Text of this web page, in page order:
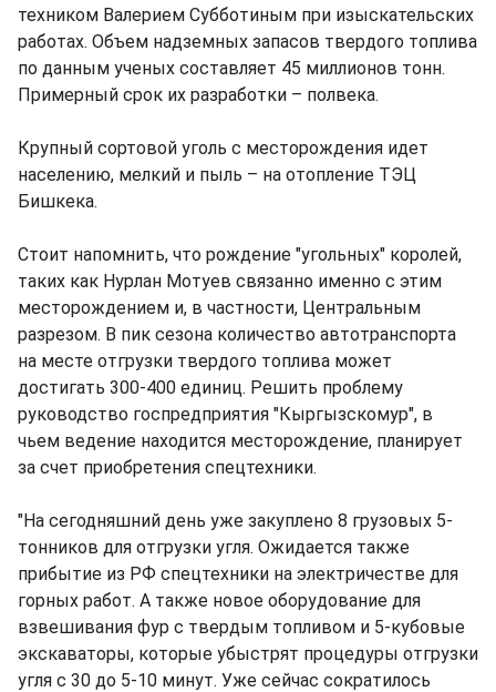
техником Валерием Субботиным при изыскательских
работах. Объем надземных запасов твердого топлива
по данным ученых составляет 45 миллионов тонн.
Примерный срок их разработки – полвека.
Крупный сортовой уголь с месторождения идет
населению, мелкий и пыль – на отопление ТЭЦ
Бишкека.
Стоит напомнить, что рождение "угольных" королей,
таких как Нурлан Мотуев связанно именно с этим
месторождением и, в частности, Центральным
разрезом. В пик сезона количество автотранспорта
на месте отгрузки твердого топлива может
достигать 300-400 единиц. Решить проблему
руководство госпредприятия "Кыргызскомур", в
чьем ведение находится месторождение, планирует
за счет приобретения спецтехники.
"На сегодняшний день уже закуплено 8 грузовых 5-
тонников для отгрузки угля. Ожидается также
прибытие из РФ спецтехники на электричестве для
горных работ. А также новое оборудование для
взвешивания фур с твердым топливом и 5-кубовые
экскаваторы, которые убыстрят процедуры отгрузки
угля с 30 до 5-10 минут. Уже сейчас сократилось